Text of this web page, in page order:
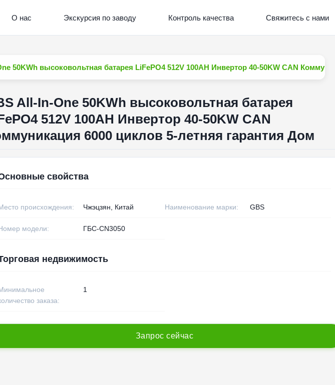
О нас Экскурсия по заводу Контроль качества Свяжитесь с нами
50KWh высоковольтная батарея LiFePO4 512V 100AH Инвертор 40-50KW CAN
All-In-One 50KWh высоковольтная батарея
512V 100AH Инвертор 40-50KW CAN
6000 циклов 5-летняя гарантия Дом
свойства
происхождения: Чжэцзян, Китай Наименование марки: GBS
модели: ГБС-CN3050
недвижимость
заказа:
1
Запрос сейчас